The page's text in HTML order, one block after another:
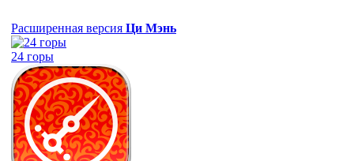
Расширенная версия Ци Мэнь
24 горы